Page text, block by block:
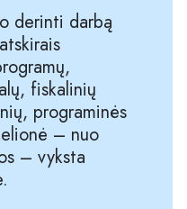
derinti darbą
fiskalinių
programinės
– nuo
– vyksta